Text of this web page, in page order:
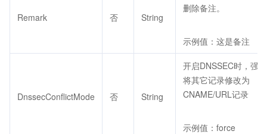
Remark 否 String
删除备注。
示例值：这是备注
DnssecConflictMode 否 String
开启DNSSEC时，强制
将其它记录修改为
CNAME/URL记录
示例值：force